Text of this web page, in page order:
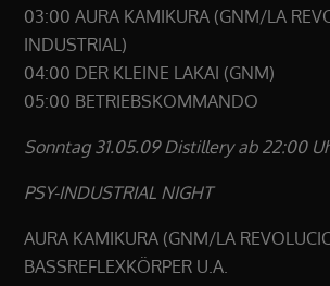
03:00 AURA KAMIKURA (GNM/LA
INDUSTRIAL)
04:00 DER KLEINE LAKAI (GNM)
05:00 BETRIEBSKOMMANDO
Sonntag 31.05.09 Distillery ab 22:00
PSY-INDUSTRIAL NIGHT
AURA KAMIKURA (GNM/LA
BASSREFLEXKÖRPER U.A.